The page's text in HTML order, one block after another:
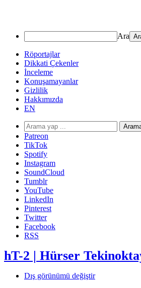
Ara
Röportajlar
Dikkati Çekenler
İnceleme
Konuşamayanlar
Gizlilik
Hakkımızda
EN
Patreon
TikTok
Spotify
Instagram
SoundCloud
Tumblr
YouTube
LinkedIn
Pinterest
Twitter
Facebook
RSS
hT-2 | Hürser
Dış görünümü değiştir